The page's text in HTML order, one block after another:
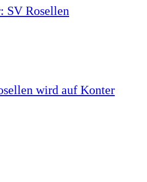
SV Rosellen
wird auf Konter